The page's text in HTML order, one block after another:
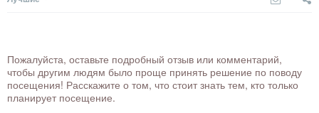
Пожалуйста, оставьте подробный отзыв или комментарий,
чтобы другим людям было проще принять решение по поводу
посещения! Расскажите о том, что стоит знать тем, кто только
планирует посещение.